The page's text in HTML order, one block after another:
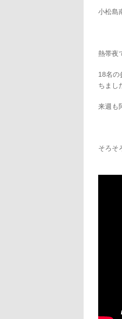
小松島
熱帯夜
18名の
ちまし
来週も
そろそ